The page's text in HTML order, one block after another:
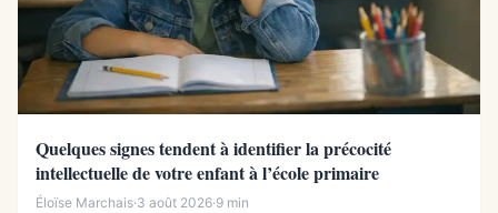
Quelques signes tendent à identifier la précocité
intellectuelle de votre enfant à l’école primaire
Éloïse Marchais·3 août 2026·9 min